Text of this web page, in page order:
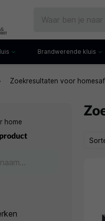
kluis
Brandwerende kluis
Documentenkluis
Brandwerende
Brandwerende
Zoekresultaten voor
home